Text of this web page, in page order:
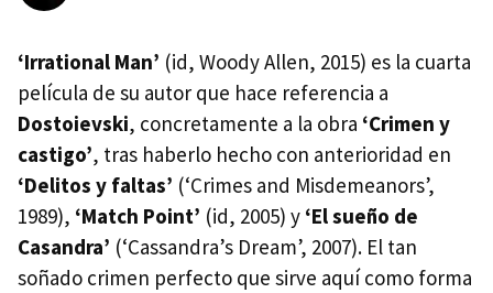
‘Irrational Man’ (id, Woody Allen, 2015) es la cuarta
película de su autor que hace referencia a
Dostoievski, concretamente a la obra ‘Crimen y
castigo’, tras haberlo hecho con anterioridad en
‘Delitos y faltas’ (‘Crimes and Misdemeanors’,
1989), ‘Match Point’ (id, 2005) y ‘El sueño de
Casandra’ (‘Cassandra’s Dream’, 2007). El tan
soñado crimen perfecto que sirve aquí como forma